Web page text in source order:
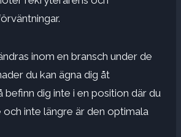
inom en bransch under de
du kan ägna dig åt
befinn dig inte i en position där du
och inte längre är den optimala